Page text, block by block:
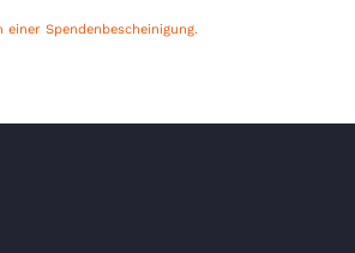
Spendenbescheinigung.